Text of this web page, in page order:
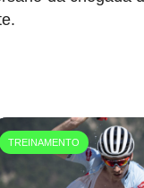
TREINAMENTO